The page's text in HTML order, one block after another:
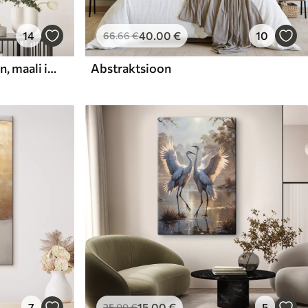
14
Abstraktne kompositsioon, maali imitatsioon
66.66€40.00€ 10
Abstraktsioon